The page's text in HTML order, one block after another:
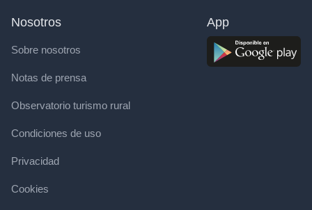
Nosotros
Sobre nosotros
Notas de prensa
Observatorio turismo rural
Condiciones de uso
Privacidad
Cookies
App